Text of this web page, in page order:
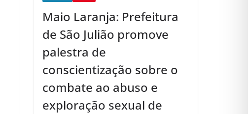
Maio Laranja: Prefeitura
de São Julião promove
palestra de
conscientização sobre o
combate ao abuso e
exploração sexual de